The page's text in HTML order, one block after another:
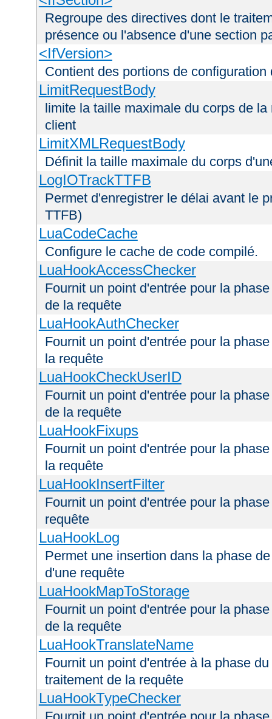
Regroupe des directives dont le
présence ou l'absence d'une section
<IfVersion>
Contient des portions de
LimitRequestBody
limite la taille maximale du corps de
client
LimitXMLRequestBody
Définit la taille maximale du corps
LogIOTrackTTFB
Permet d'enregistrer le délai avant le
TTFB)
LuaCodeCache
Configure le cache de code compilé.
LuaHookAccessChecker
Fournit un point d'entrée pour la
de la requête
LuaHookAuthChecker
Fournit un point d'entrée pour la
la requête
LuaHookCheckUserID
Fournit un point d'entrée pour la
de la requête
LuaHookFixups
Fournit un point d'entrée pour la
la requête
LuaHookInsertFilter
Fournit un point d'entrée pour la
requête
LuaHookLog
Permet une insertion dans la phase
d'une requête
LuaHookMapToStorage
Fournit un point d'entrée pour la
de la requête
LuaHookTranslateName
Fournit un point d'entrée à la phase
traitement de la requête
LuaHookTypeChecker